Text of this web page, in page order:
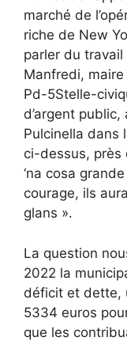
marché de
riche de New
parler du
Manfredi,
Pd-5Stelle-
d’argent
Pulcinella dans
ci-dessus, près
‘na cosa
courage, ils
glans ».
La question
2022 la
déficit et dette,
5334 euros
que les